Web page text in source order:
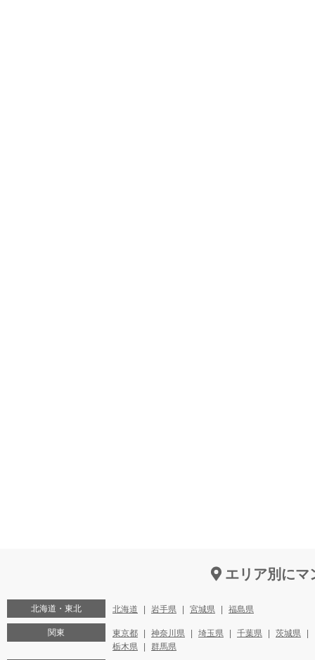
エリア別にマ
北海道・東北 北海道 岩手県 宮城県 福島県
関東 東京都 神奈川県 埼玉県 千葉県
茨城県
栃木県
群馬県